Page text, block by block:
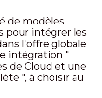
de modèles
pour intégrer les
l'offre globale
intégration "
de Cloud et une
", à choisir au